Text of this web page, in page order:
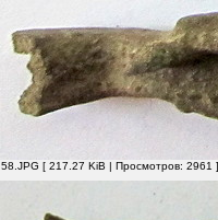
58.JPG [ 217.27 KiB | Просмотров: 2961